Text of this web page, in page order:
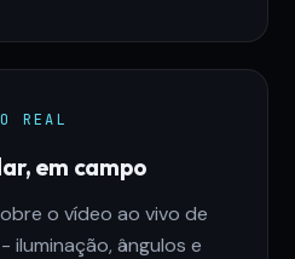
REAL
em campo
o vídeo ao vivo de
iluminação, ângulos e